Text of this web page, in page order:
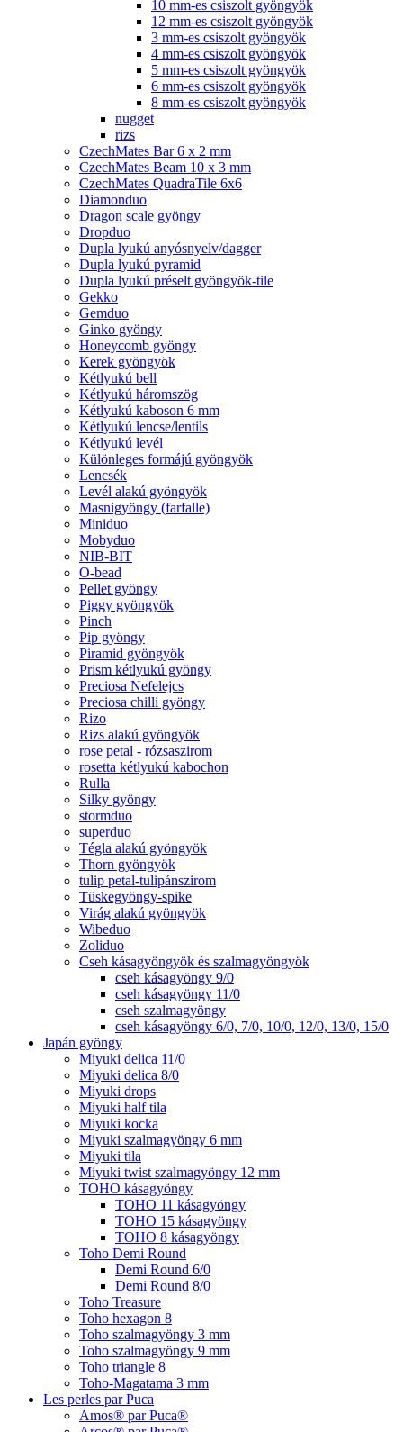
10 mm-es csiszolt gyöngyök
12 mm-es csiszolt gyöngyök
3 mm-es csiszolt gyöngyök
4 mm-es csiszolt gyöngyök
5 mm-es csiszolt gyöngyök
6 mm-es csiszolt gyöngyök
8 mm-es csiszolt gyöngyök
nugget
rizs
CzechMates Bar 6 x 2 mm
CzechMates Beam 10 x 3 mm
CzechMates QuadraTile 6x6
Diamonduo
Dragon scale gyöngy
Dropduo
Dupla lyukú anyósnyelv/dagger
Dupla lyukú pyramid
Dupla lyukú préselt gyöngyök-tile
Gekko
Gemduo
Ginko gyöngy
Honeycomb gyöngy
Kerek gyöngyök
Kétlyukú bell
Kétlyukú háromszög
Kétlyukú kaboson 6 mm
Kétlyukú lencse/lentils
Kétlyukú levél
Különleges formájú gyöngyök
Lencsék
Levél alakú gyöngyök
Masnigyöngy (farfalle)
Miniduo
Mobyduo
NIB-BIT
O-bead
Pellet gyöngy
Piggy gyöngyök
Pinch
Pip gyöngy
Piramid gyöngyök
Prism kétlyukú gyöngy
Preciosa Nefelejcs
Preciosa chilli gyöngy
Rizo
Rizs alakú gyöngyök
rose petal - rózsaszirom
rosetta kétlyukú kabochon
Rulla
Silky gyöngy
stormduo
superduo
Tégla alakú gyöngyök
Thorn gyöngyök
tulip petal-tulipánszirom
Tüskegyöngy-spike
Virág alakú gyöngyök
Wibeduo
Zoliduo
Cseh kásagyöngyök és szalmagyöngyök
cseh kásagyöngy 9/0
cseh kásagyöngy 11/0
cseh szalmagyöngy
cseh kásagyöngy 6/0, 7/0, 10/0, 12/0, 13/0, 15/0
Japán gyöngy
Miyuki delica 11/0
Miyuki delica 8/0
Miyuki drops
Miyuki half tila
Miyuki kocka
Miyuki szalmagyöngy 6 mm
Miyuki tila
Miyuki twist szalmagyöngy 12 mm
TOHO kásagyöngy
TOHO 11 kásagyöngy
TOHO 15 kásagyöngy
TOHO 8 kásagyöngy
Toho Demi Round
Demi Round 6/0
Demi Round 8/0
Toho Treasure
Toho hexagon 8
Toho szalmagyöngy 3 mm
Toho szalmagyöngy 9 mm
Toho triangle 8
Toho-Magatama 3 mm
Les perles par Puca
Amos® par Puca®